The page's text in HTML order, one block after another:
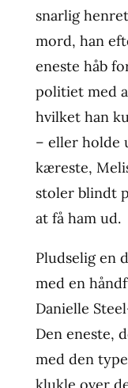
snarlig
mord, han
eneste håb
politiet med
hvilket han
– eller holde
kæreste,
stoler blindt
at få ham ud.
Pludselig en
med en
Danielle
Den eneste,
med den